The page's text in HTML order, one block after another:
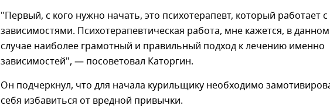
"Первый, с кого нужно начать, это психотерапевт, который работает с
зависимостями. Психотерапевтическая работа, мне кажется, в данном
случае наиболее грамотный и правильный подход к лечению именно
зависимостей", — посоветовал Каторгин.
Он подчеркнул, что для начала курильщику необходимо
себя избавиться от вредной привычки.